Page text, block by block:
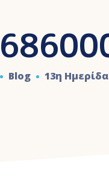
Blog 13η